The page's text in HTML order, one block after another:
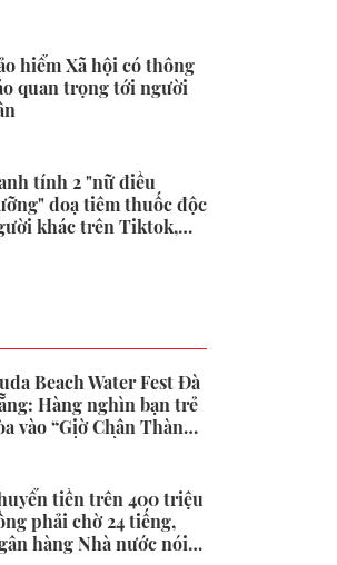
hiểm Xã hội có thông
quan trọng tới người
tính 2 "nữ điều
doạ tiêm thuốc độc
khác trên Tiktok,
Beach Water Fest Đà
Hàng nghìn bạn trẻ
vào “Giờ Chân Thành”
tiền trên 400 triệu
phải chờ 24 tiếng,
hàng Nhà nước nói